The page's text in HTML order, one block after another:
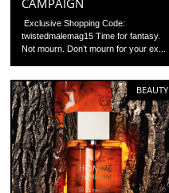
CAMPAIGN
Exclusive Shopping Code:
twistedmalemag15 Time for fantasy.
Not mourn. Don’t mourn for your ex...
BEAUTY